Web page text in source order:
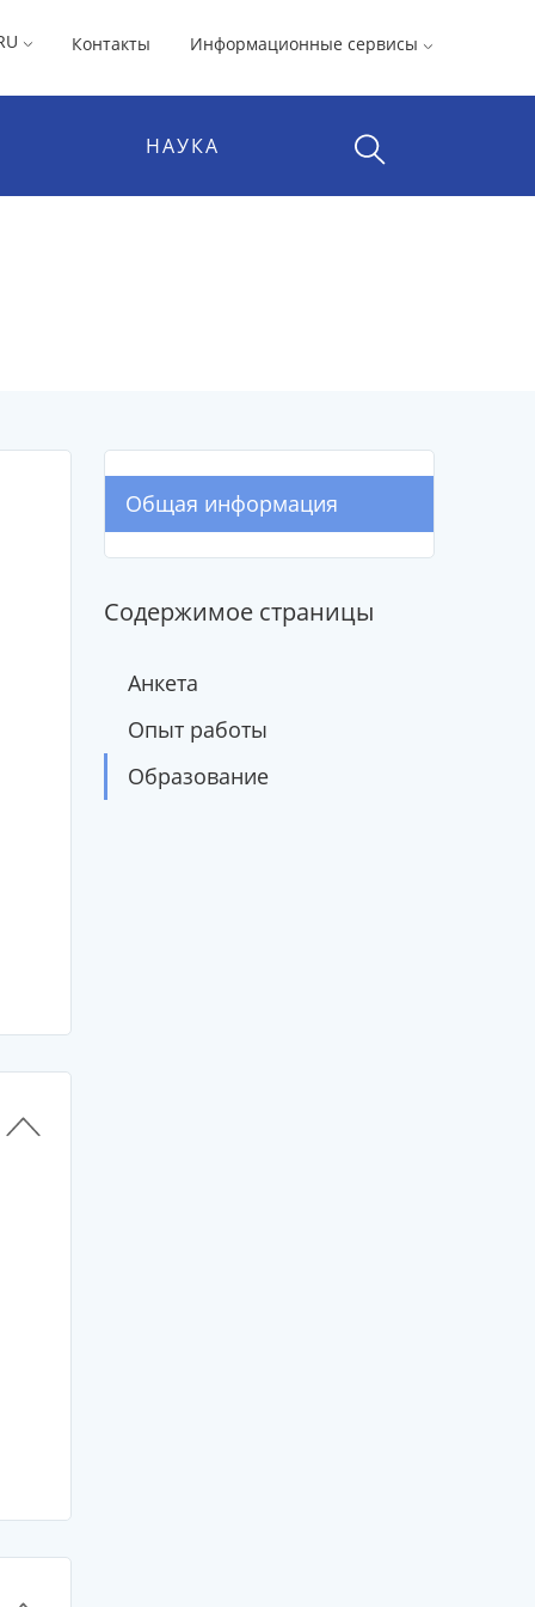
Контакты Информационные сервисы
НАУКА
Общая информация
Содержимое страницы
Анкета
Опыт работы
Образование